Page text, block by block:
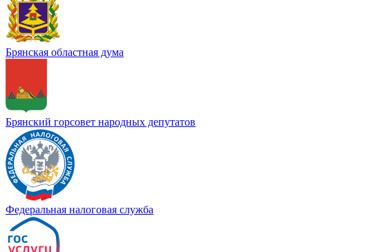
Брянская областная дума
Брянский горсовет народных депутатов
Федеральная налоговая служба